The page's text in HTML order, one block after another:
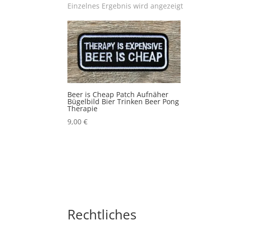
Einzelnes Ergebnis wird angezeigt
Beer is Cheap Patch Aufnäher
Bügelbild Bier Trinken Beer Pong
Therapie
9,00€
Rechtliches